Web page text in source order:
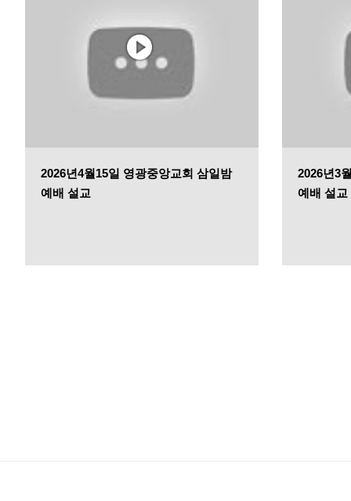
2026년4월15일 영광중앙교회 삼일밤
예배 설교
2026년3
예배 설교